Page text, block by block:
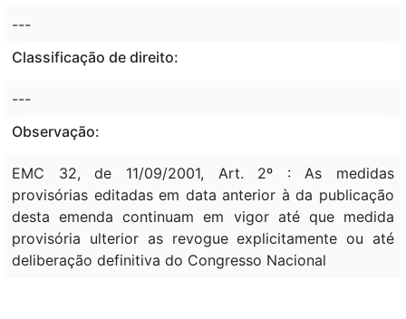
---
Classificação de direito:
---
Observação:
EMC 32, de 11/09/2001, Art. 2º : As medidas
provisórias editadas em data anterior à da publicação
desta emenda continuam em vigor até que medida
provisória ulterior as revogue explicitamente ou até
deliberação definitiva do Congresso Nacional